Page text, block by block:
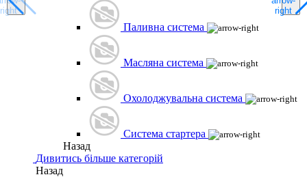
Паливна система
Масляна система
Охолоджувальна система
Система стартера
Назад
Дивитись більше категорій
Назад